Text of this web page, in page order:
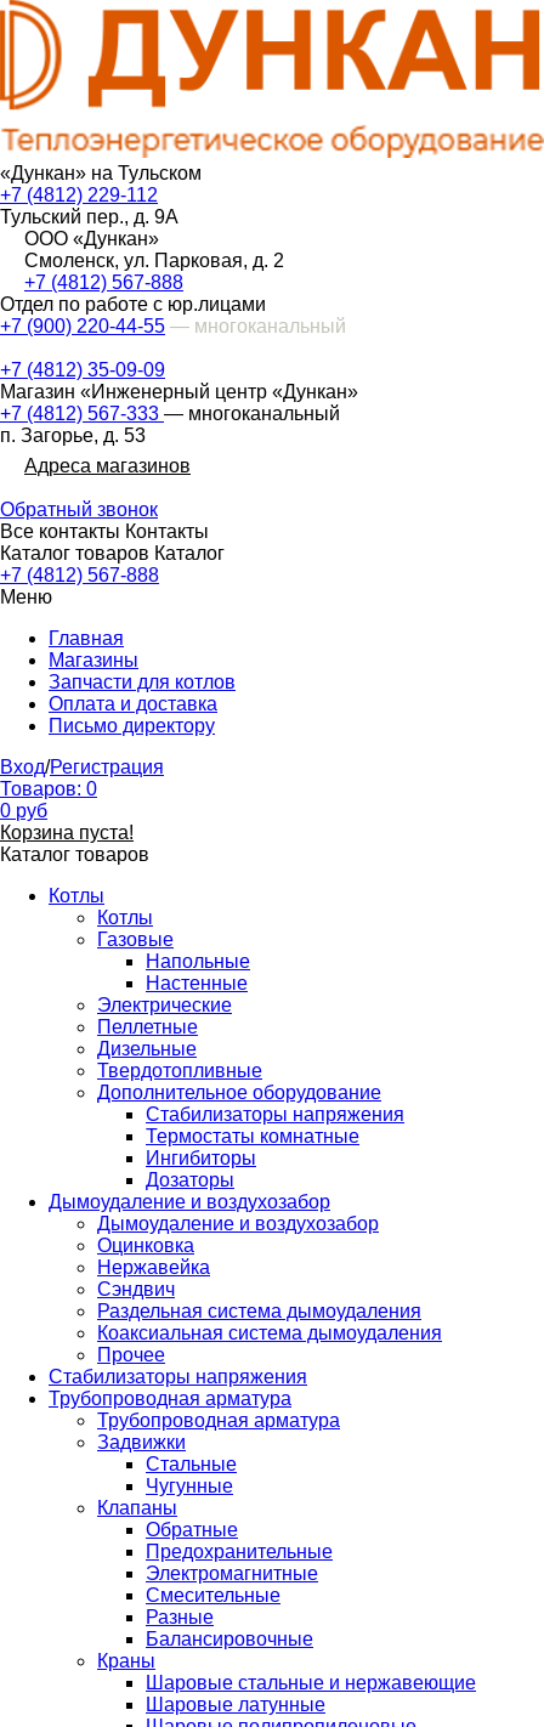
«Дункан» на Тульском
+7 (4812) 229-112
Тульский пер., д. 9А
ООО «Дункан»
Смоленск, ул. Парковая, д. 2
+7 (4812) 567-888
Отдел по работе с юр.лицами
+7 (900) 220-44-55 — многоканальный
+7 (4812) 35-09-09
Магазин «Инженерный центр «Дункан»
+7 (4812) 567-333 — многоканальный
п. Загорье, д. 53
Адреса магазинов
Обратный звонок
Все контакты Контакты
Каталог товаров Каталог
+7 (4812) 567-888
Меню
Главная
Магазины
Запчасти для котлов
Оплата и доставка
Письмо директору
Вход/Регистрация
Товаров: 0
0 руб
Корзина пуста!
Каталог товаров
Котлы
Котлы
Газовые
Напольные
Настенные
Электрические
Пеллетные
Дизельные
Твердотопливные
Дополнительное оборудование
Стабилизаторы напряжения
Термостаты комнатные
Ингибиторы
Дозаторы
Дымоудаление и воздухозабор
Дымоудаление и воздухозабор
Оцинковка
Нержавейка
Сэндвич
Раздельная система дымоудаления
Коаксиальная система дымоудаления
Прочее
Стабилизаторы напряжения
Трубопроводная арматура
Трубопроводная арматура
Задвижки
Стальные
Чугунные
Клапаны
Обратные
Предохранительные
Электромагнитные
Смесительные
Разные
Балансировочные
Краны
Шаровые стальные и нержавеющие
Шаровые латунные